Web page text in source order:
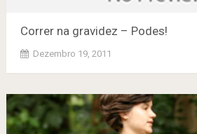
Correr na gravidez – Podes!
Dezembro 19, 2011